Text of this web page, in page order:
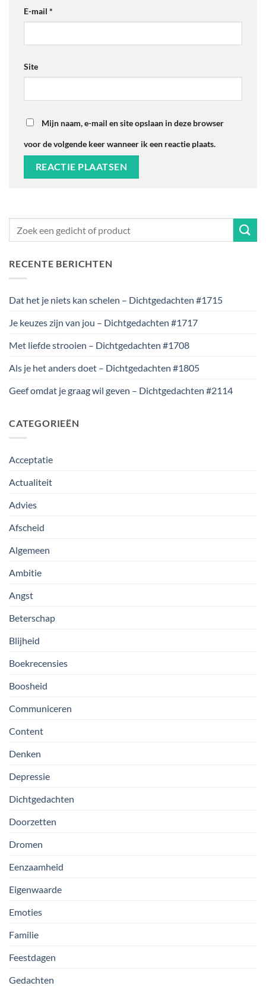
E-mail *
Site
Mijn naam, e-mail en site opslaan in deze browser
voor de volgende keer wanneer ik een reactie plaats.
RECENTE BERICHTEN
Dat het je niets kan schelen – Dichtgedachten #1715
Je keuzes zijn van jou – Dichtgedachten #1717
Met liefde strooien – Dichtgedachten #1708
Als je het anders doet – Dichtgedachten #1805
Geef omdat je graag wil geven – Dichtgedachten #2114
CATEGORIEËN
Acceptatie
Actualiteit
Advies
Afscheid
Algemeen
Ambitie
Angst
Beterschap
Blijheid
Boekrecensies
Boosheid
Communiceren
Content
Denken
Depressie
Dichtgedachten
Doorzetten
Dromen
Eenzaamheid
Eigenwaarde
Emoties
Familie
Feestdagen
Gedachten